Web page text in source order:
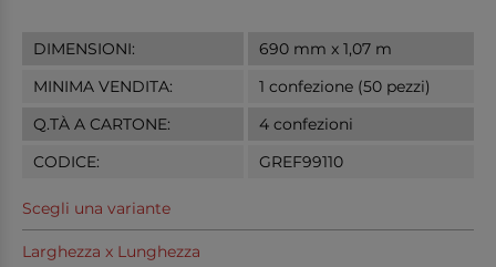
DIMENSIONI:
690 mm x 1,07 m
MINIMA VENDITA:
1 confezione (50 pezzi)
Q.TÀ A CARTONE:
4 confezioni
CODICE:
GREF99110
Scegli una variante
Larghezza x Lunghezza